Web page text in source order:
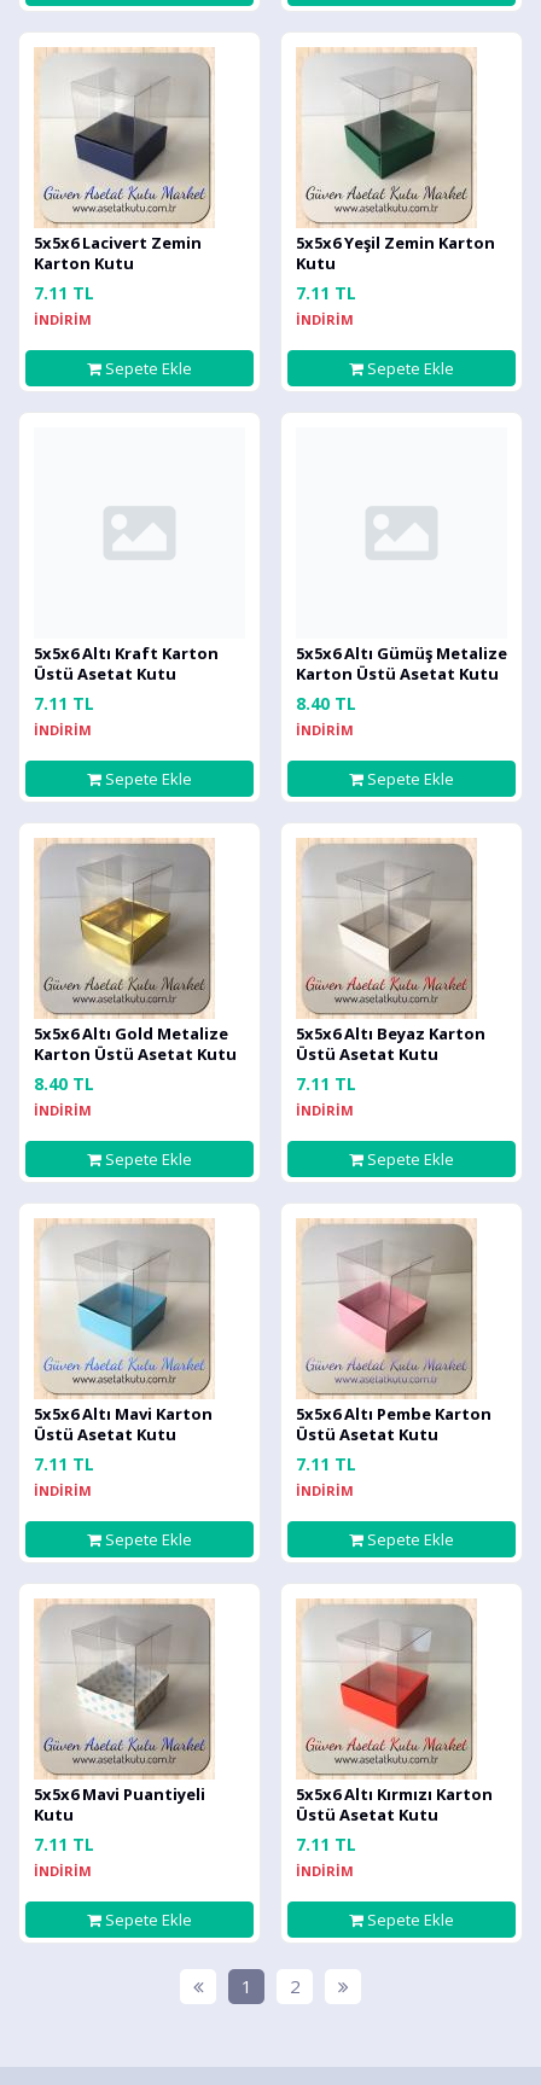
5x5x6 Lacivert Zemin
Karton Kutu
7.11 TL
İNDİRİM
Sepete Ekle
5x5x6 Yeşil Zemin Karton
Kutu
7.11 TL
İNDİRİM
Sepete Ekle
5x5x6 Altı Kraft Karton
Üstü Asetat Kutu
7.11 TL
İNDİRİM
Sepete Ekle
5x5x6 Altı Gümüş Metalize
Karton Üstü Asetat Kutu
8.40 TL
İNDİRİM
Sepete Ekle
5x5x6 Altı Gold Metalize
Karton Üstü Asetat Kutu
8.40 TL
İNDİRİM
Sepete Ekle
5x5x6 Altı Beyaz Karton
Üstü Asetat Kutu
7.11 TL
İNDİRİM
Sepete Ekle
5x5x6 Altı Mavi Karton
Üstü Asetat Kutu
7.11 TL
İNDİRİM
Sepete Ekle
5x5x6 Altı Pembe Karton
Üstü Asetat Kutu
7.11 TL
İNDİRİM
Sepete Ekle
5x5x6 Mavi Puantiyeli
Kutu
7.11 TL
İNDİRİM
Sepete Ekle
5x5x6 Altı Kırmızı Karton
Üstü Asetat Kutu
7.11 TL
İNDİRİM
Sepete Ekle
1 2